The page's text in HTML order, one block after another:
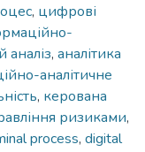
, цифрові
аналіз, аналітика
аналітичне
, керована
ризиками,
process, digital